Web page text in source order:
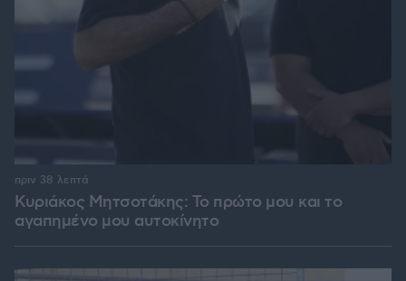
Κυριάκος Μητσοτάκης: Το πρώτο μου και το
αγαπημένο μου αυτοκίνητο
πριν 38 λεπτά